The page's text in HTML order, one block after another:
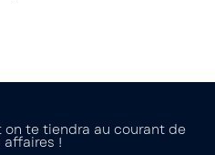
te tiendra au courant de
!